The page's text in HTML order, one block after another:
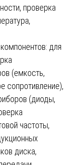
проверка
для
(емкость,
сопротивление),
(диоды,
частоты,
диска,